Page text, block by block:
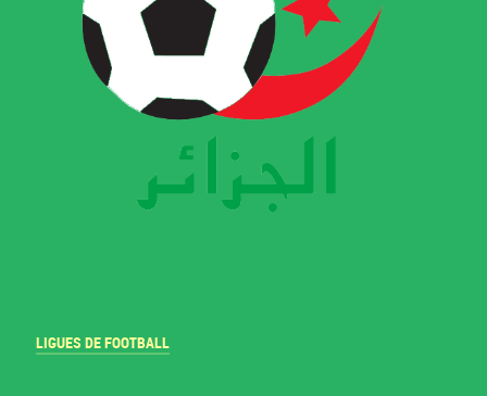
LIGUES DE FOOTBALL